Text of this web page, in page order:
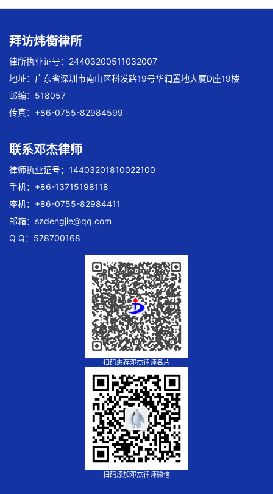
拜访炜衡律所
律所执业证号：24403200511032007
地址：广东省深圳市南山区科发路19号华润置地大厦D座19楼
邮编：518057
传真：+86-0755-82984599
联系邓杰律师
律师执业证号：14403201810022100
手机：+86-13715198118
座机：+86-0755-82984411
邮箱： szdengjie@qq.com
Q Q：578700168
扫码惠存邓杰律师名片
扫码添加邓杰律师微信